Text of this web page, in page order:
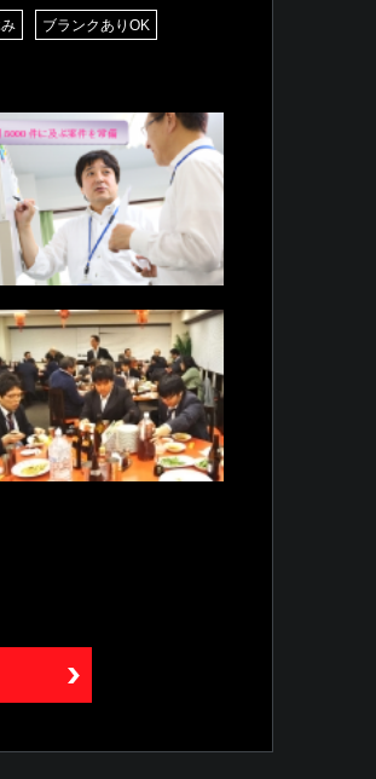
ブランクありOK